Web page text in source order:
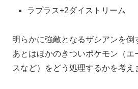
ラプラス+2ダイストリーム
明らかに強敵となるザシアンを倒
あとはほかのきついポケモン（エ
スなど）をどう処理するかを考え